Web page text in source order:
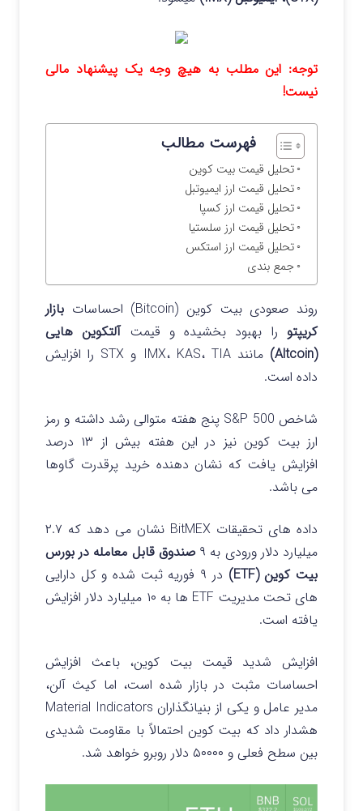
توجه: این مطلب به هیچ وجه یک پیشنهاد مالی
نیست!
فهرست مطالب
تحلیل قیمت بیت کوین
تحلیل قیمت ارز ایمیوتبل
تحلیل قیمت ارز کسپا
تحلیل قیمت ارز سلستیا
تحلیل قیمت ارز استکس
جمع بندی
روند صعودی بیت کوین (Bitcoin) احساسات
بازار
کریپتو را بهبود بخشیده و قیمتآلتکوین هایی
(Altcoin)
مانند IMX، KAS، TIA و STX را افزایش
داده است.
شاخص S&P 500 پنج هفته متوالی رشد داشته و رمز
ارز بیت کوین نیز در این هفته بیش از ۱۳ درصد
افزایش یافت که نشان دهنده خرید پرقدرت گاوها
می باشد.
داده های تحقیقات BitMEX نشان می دهد که ۲.۷
میلیارد دلار ورودی به ۹
صندوق قابل معامله در بورس
بیت کوین (ETF)
در ۹ فوریه ثبت شده و کل دارایی
های تحت مدیریت ETF ها به ۱۰ میلیارد دلار افزایش
یافته است.
افزایش شدید قیمت بیت کوین، باعث افزایش
احساسات مثبت در بازار شده است، اما کیث آلن،
مدیر عامل و یکی از بنیانگذاران Material Indicators
هشدار داد که بیت کوین احتمالاً با مقاومت شدیدی
بین سطح فعلی و ۵۰۰۰۰ دلار روبرو خواهد شد.